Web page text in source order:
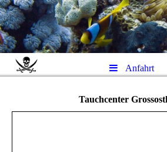
Anfahrt
Tauchcenter